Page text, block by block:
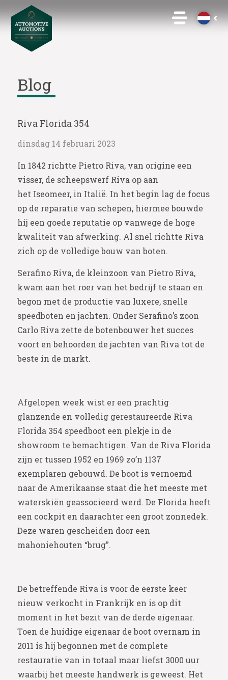
Blog
Riva Florida 354
dinsdag 14 februari 2023
In 1842 richtte Pietro Riva, van origine een
visser, de scheepswerf Riva op aan
het Iseomeer, in Italië. In het begin lag de focus
op de reparatie van schepen, hiermee bouwde
hij een goede reputatie op vanwege de hoge
kwaliteit van afwerking. Al snel richtte Riva
zich op de volledige bouw van boten.
Serafino Riva, de kleinzoon van Pietro Riva,
kwam aan het roer van het bedrijf te staan en
begon met de productie van luxere, snelle
speedboten en jachten. Onder Serafino’s zoon
Carlo Riva zette de botenbouwer het succes
voort en behoorden de jachten van Riva tot de
beste in de markt.
Afgelopen week wist er een prachtig
glanzende en volledig gerestaureerde Riva
Florida 354 speedboot een plekje in de
showroom te bemachtigen. Van de Riva Florida
zijn er tussen 1952 en 1969 zo’n 1137
exemplaren gebouwd. De boot is vernoemd
naar de Amerikaanse staat die het meeste met
waterskiën geassocieerd werd. De Florida heeft
een cockpit en daarachter een groot zonnedek.
Deze waren gescheiden door een
mahoniehouten “brug”.
De betreffende Riva is voor de eerste keer
nieuw verkocht in Frankrijk en is op dit
moment in het bezit van de derde eigenaar.
Toen de huidige eigenaar de boot overnam in
2011 is hij begonnen met de complete
restauratie van in totaal maar liefst 3000 uur
waarbij het meeste handwerk is geweest. Het